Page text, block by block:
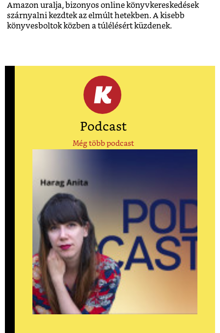
Amazon uralja, bizonyos online könyvkereskedések
szárnyalni kezdtek az elmúlt hetekben. A kisebb
könyvesboltok közben a túlélésért küzdenek.
Podcast
Még több podcast